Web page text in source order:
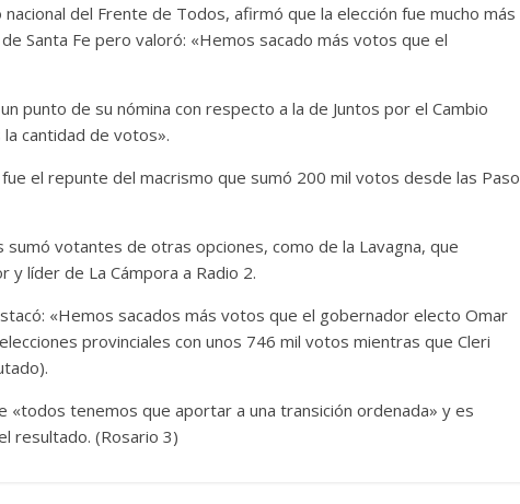
del Frente de Todos, afirmó que la elección fue mucho más
Santa Fe pero valoró: «Hemos sacado más votos que el
punto de su nómina con respecto a la de Juntos por el Cambio
cantidad de votos».
el repunte del macrismo que sumó 200 mil votos desde las Paso
sumó votantes de otras opciones, como de la Lavagna, que
y líder de La Cámpora a Radio 2.
«Hemos sacados más votos que el gobernador electo Omar
provinciales con unos 746 mil votos mientras que Cleri
«todos tenemos que aportar a una transición ordenada» y es
resultado. (Rosario 3)